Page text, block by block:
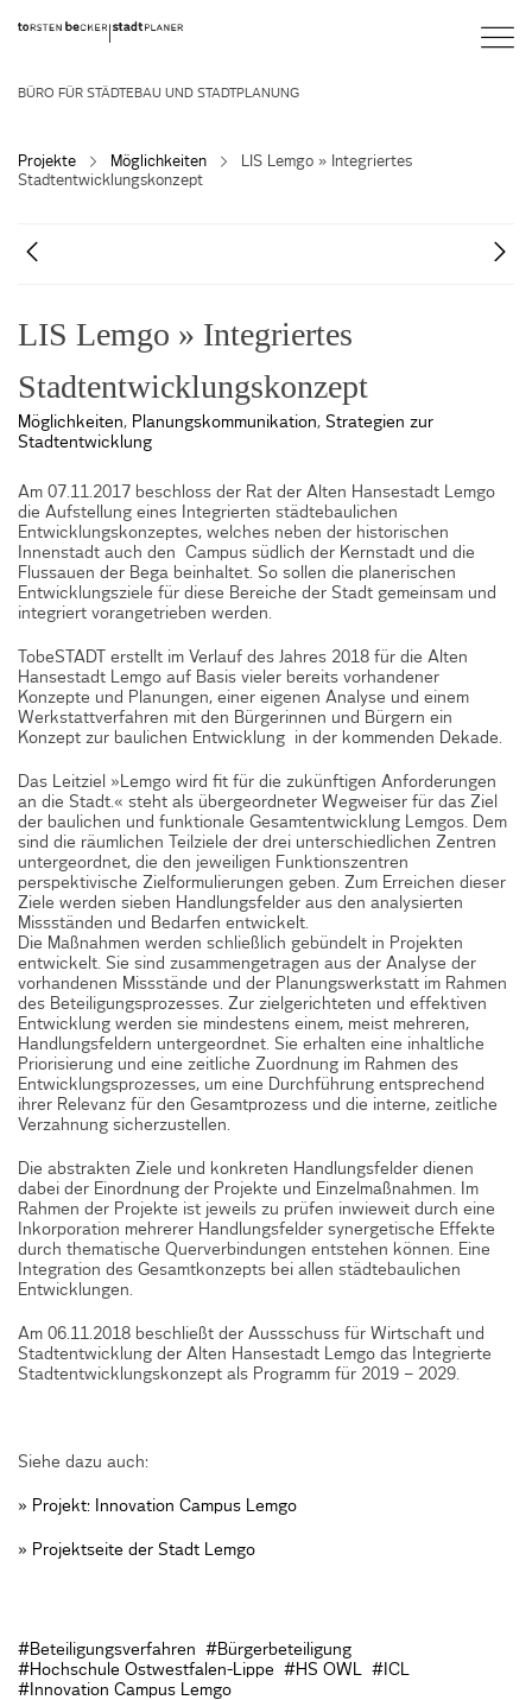
BÜRO FÜR STÄDTEBAU UND STADTPLANUNG
Projekte Möglichkeiten
LIS Lemgo » Integriertes
Stadtentwicklungskonzept
LIS Lemgo » Integriertes
Stadtentwicklungskonzept
Möglichkeiten, Planungskommunikation, Strategien zur
Stadtentwicklung
Am 07.11.2017 beschloss der Rat der Alten Hansestadt Lemgo
die Aufstellung eines Integrierten städtebaulichen
Entwicklungskonzeptes, welches neben der historischen
Innenstadt auch den Campus südlich der Kernstadt und die
Flussauen der Bega beinhaltet. So sollen die planerischen
Entwicklungsziele für diese Bereiche der Stadt gemeinsam und
integriert vorangetrieben werden.
TobeSTADT erstellt im Verlauf des Jahres 2018 für die Alten
Hansestadt Lemgo auf Basis vieler bereits vorhandener
Konzepte und Planungen, einer eigenen Analyse und einem
Werkstattverfahren mit den Bürgerinnen und Bürgern ein
Konzept zur baulichen Entwicklung in der kommenden Dekade.
Das Leitziel »Lemgo wird fit für die zukünftigen Anforderungen
an die Stadt.« steht als übergeordneter Wegweiser für das Ziel
der baulichen und funktionale Gesamtentwicklung Lemgos. Dem
sind die räumlichen Teilziele der drei unterschiedlichen Zentren
untergeordnet, die den jeweiligen Funktionszentren
perspektivische Zielformulierungen geben. Zum Erreichen dieser
Ziele werden sieben Handlungsfelder aus den analysierten
Missständen und Bedarfen entwickelt.
Die Maßnahmen werden schließlich gebündelt in Projekten
entwickelt. Sie sind zusammengetragen aus der Analyse der
vorhandenen Missstände und der Planungswerkstatt im Rahmen
des Beteiligungsprozesses. Zur zielgerichteten und effektiven
Entwicklung werden sie mindestens einem, meist mehreren,
Handlungsfeldern untergeordnet. Sie erhalten eine inhaltliche
Priorisierung und eine zeitliche Zuordnung im Rahmen des
Entwicklungsprozesses, um eine Durchführung entsprechend
ihrer Relevanz für den Gesamtprozess und die interne, zeitliche
Verzahnung sicherzustellen.
Die abstrakten Ziele und konkreten Handlungsfelder dienen
dabei der Einordnung der Projekte und Einzelmaßnahmen. Im
Rahmen der Projekte ist jeweils zu prüfen inwieweit durch eine
Inkorporation mehrerer Handlungsfelder synergetische Effekte
durch thematische Querverbindungen entstehen können. Eine
Integration des Gesamtkonzepts bei allen städtebaulichen
Entwicklungen.
Am 06.11.2018 beschließt der Aussschuss für Wirtschaft und
Stadtentwicklung der Alten Hansestadt Lemgo das Integrierte
Stadtentwicklungskonzept als Programm für 2019 – 2029.
Siehe dazu auch:
» Projekt: Innovation Campus Lemgo
» Projektseite der Stadt Lemgo
#Beteiligungsverfahren
#Bürgerbeteiligung
#Hochschule Ostwestfalen-Lippe
#HS OWL #ICL
#Innovation Campus Lemgo